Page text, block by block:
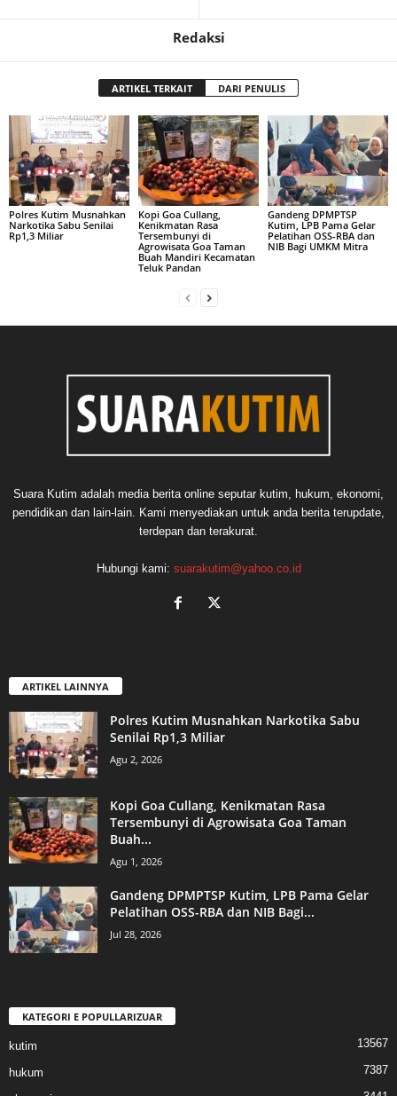
Redaksi
ARTIKEL TERKAIT DARI PENULIS
Polres Kutim Musnahkan
Narkotika Sabu Senilai
Rp1,3 Miliar
Kopi Goa Cullang,
Kenikmatan Rasa
Tersembunyi di
Agrowisata Goa Taman
Buah Mandiri Kecamatan
Teluk Pandan
Gandeng DPMPTSP
Kutim, LPB Pama Gelar
Pelatihan OSS-RBA dan
NIB Bagi UMKM Mitra
Suara Kutim adalah media berita online seputar kutim, hukum, ekonomi,
pendidikan dan lain-lain. Kami menyediakan untuk anda berita terupdate,
terdepan dan terakurat.
Hubungi kami: suarakutim@yahoo.co.id
ARTIKEL LAINNYA
Polres Kutim Musnahkan Narkotika Sabu
Senilai Rp1,3 Miliar
Agu 2, 2026
Kopi Goa Cullang, Kenikmatan Rasa
Tersembunyi di Agrowisata Goa Taman
Buah...
Agu 1, 2026
Gandeng DPMPTSP Kutim, LPB Pama Gelar
Pelatihan OSS-RBA dan NIB Bagi...
Jul 28, 2026
KATEGORI E POPULLARIZUAR
kutim 13567
hukum 7387